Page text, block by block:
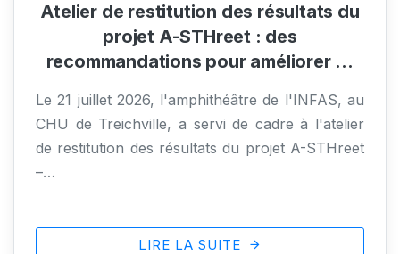
Atelier de restitution des résultats du
projet A-STHreet : des
recommandations pour améliorer …
Le 21 juillet 2026, l'amphithéâtre de l'INFAS, au
CHU de Treichville, a servi de cadre à l'atelier
de restitution des résultats du projet A-STHreet
–…
LIRE LA SUITE